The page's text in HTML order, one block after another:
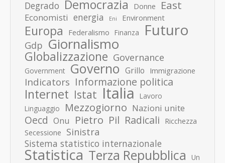
Degrado Democrazia Donne East
Economisti energia Eni Environment
Europa Federalismo Finanza Futuro
Gdp Giornalismo
Globalizzazione Governance
Government Governo Grillo Immigrazione
Indicators Informazione politica
Internet Istat Italia
Lavoro
Linguaggio
Mezzogiorno Nazioni unite
Oecd Onu Pietro Pil Radicali Ricchezza
Secessione Sinistra
Sistema statistico internazionale
Statistica Terza Repubblica Un